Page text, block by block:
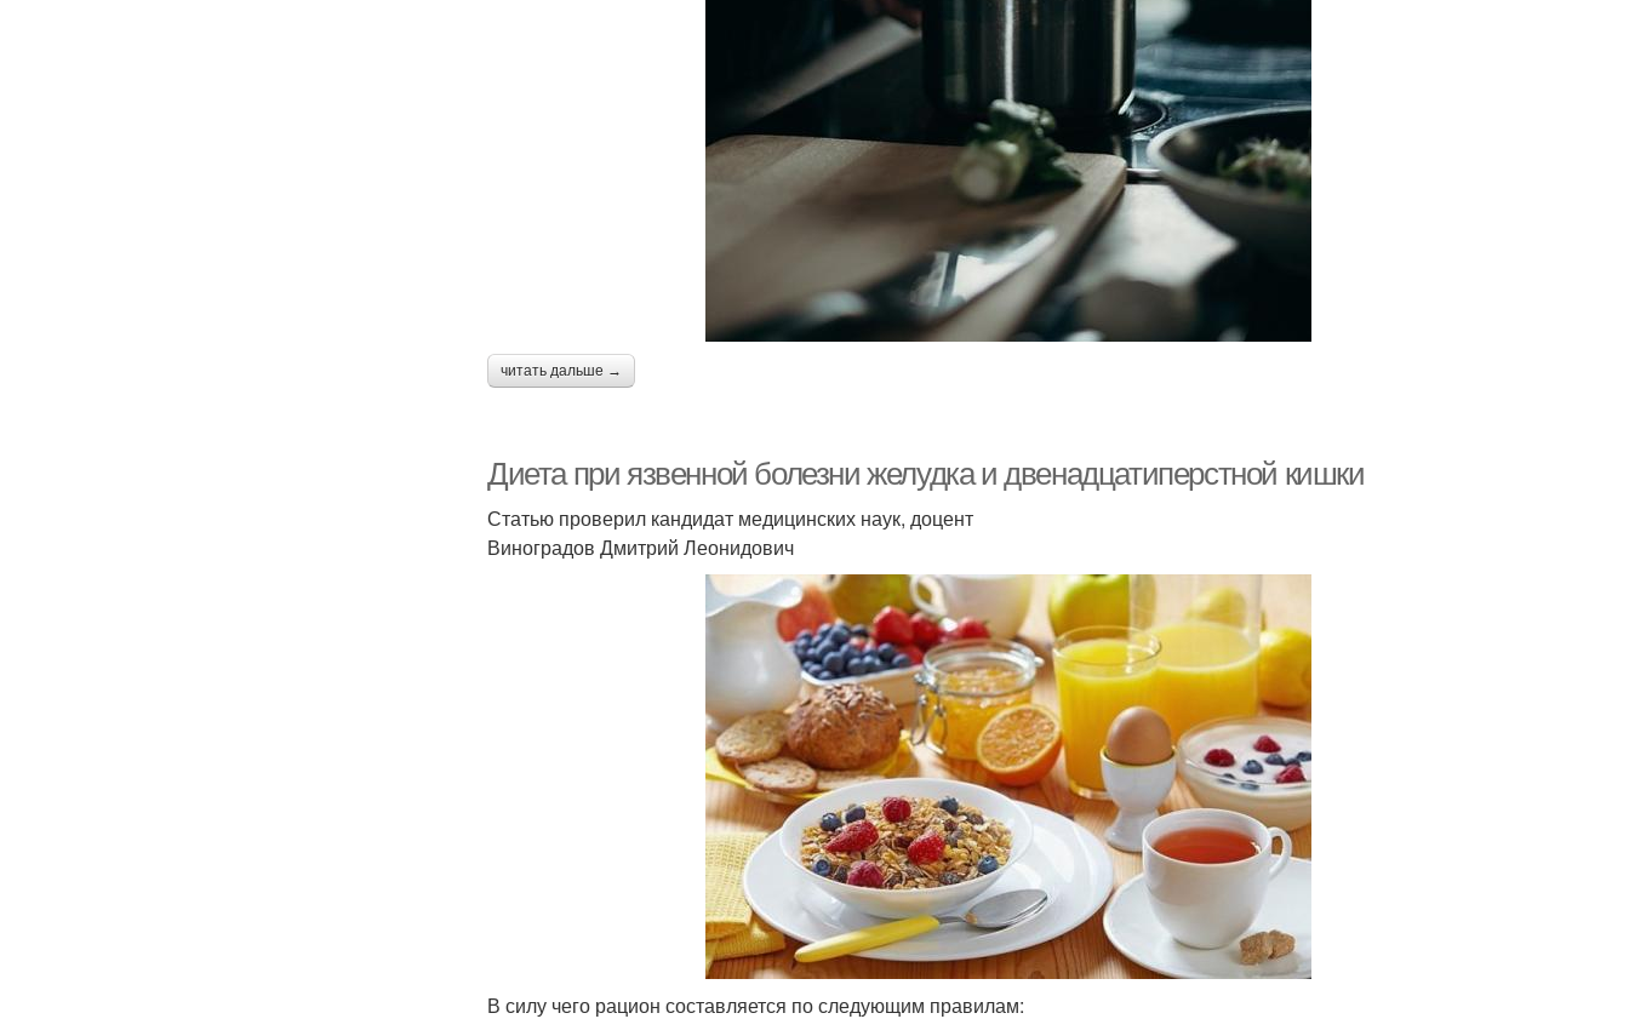
читать дальше →
Диета при язвенной болезни желудка и двенадцатиперстной кишки
Статью проверил кандидат медицинских наук, доцент
Виноградов Дмитрий Леонидович
В силу чего рацион составляется по следующим правилам: